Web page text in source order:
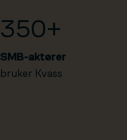
350+
SMB-aktører
bruker Kvass